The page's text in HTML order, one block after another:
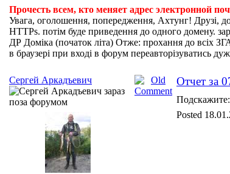
Прочесть всем, кто меняет адрес электронной
Увага, оголошення, попередження, Ахтунг! Друзі,
HTTPs. потім буде приведення до одного домену.
ДР Доміка (початок літа) Отже: прохання до всіх
в браузері при вході в форум переавторізуватись
Отчет за
Posted
Сергей Аркадъевич